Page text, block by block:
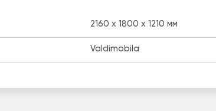
2160 x 1800 x 1210 мм
Valdimobila